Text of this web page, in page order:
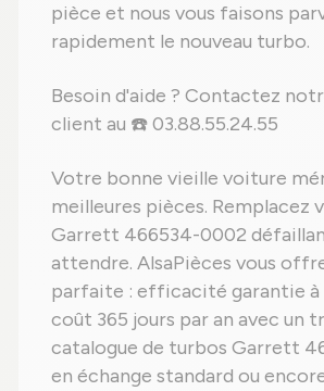
pièce et nous vous faisons
rapidement le nouveau turbo.
Besoin d'aide ? Contactez
client au ☎️ 03.88.55.24.55
Votre bonne vieille voiture
meilleures pièces. Remplacez
Garrett 466534-0002
attendre. AlsaPièces vous
parfaite : efficacité garantie à
coût 365 jours par an avec un
catalogue de turbos Garrett
en échange standard ou